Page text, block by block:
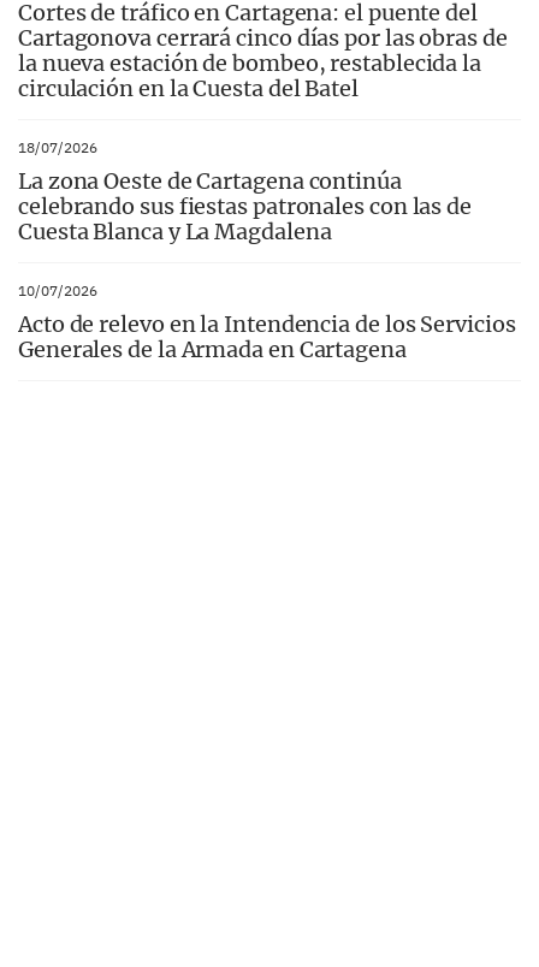
Cortes de tráfico en Cartagena: el puente del
Cartagonova cerrará cinco días por las obras de
la nueva estación de bombeo, restablecida la
circulación en la Cuesta del Batel
18/07/2026
La zona Oeste de Cartagena continúa
celebrando sus fiestas patronales con las de
Cuesta Blanca y La Magdalena
10/07/2026
Acto de relevo en la Intendencia de los Servicios
Generales de la Armada en Cartagena